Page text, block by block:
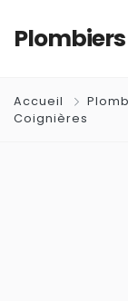
Accueil
Coignières